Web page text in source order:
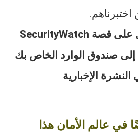
مثل ما تقرأ؟ احصل على قصة SecurityWatch
إلى صندوق الوارد الخاص بك
الإخبارية
في عالم الأمان هذا